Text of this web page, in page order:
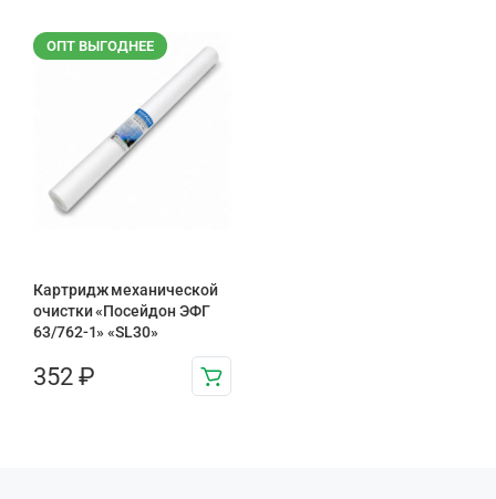
ОПТ ВЫГОДНЕЕ
Картридж механической
очистки «Посейдон ЭФГ
63/762-1» «SL30»
352 ₽